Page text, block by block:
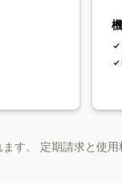
す。 定期請求と使